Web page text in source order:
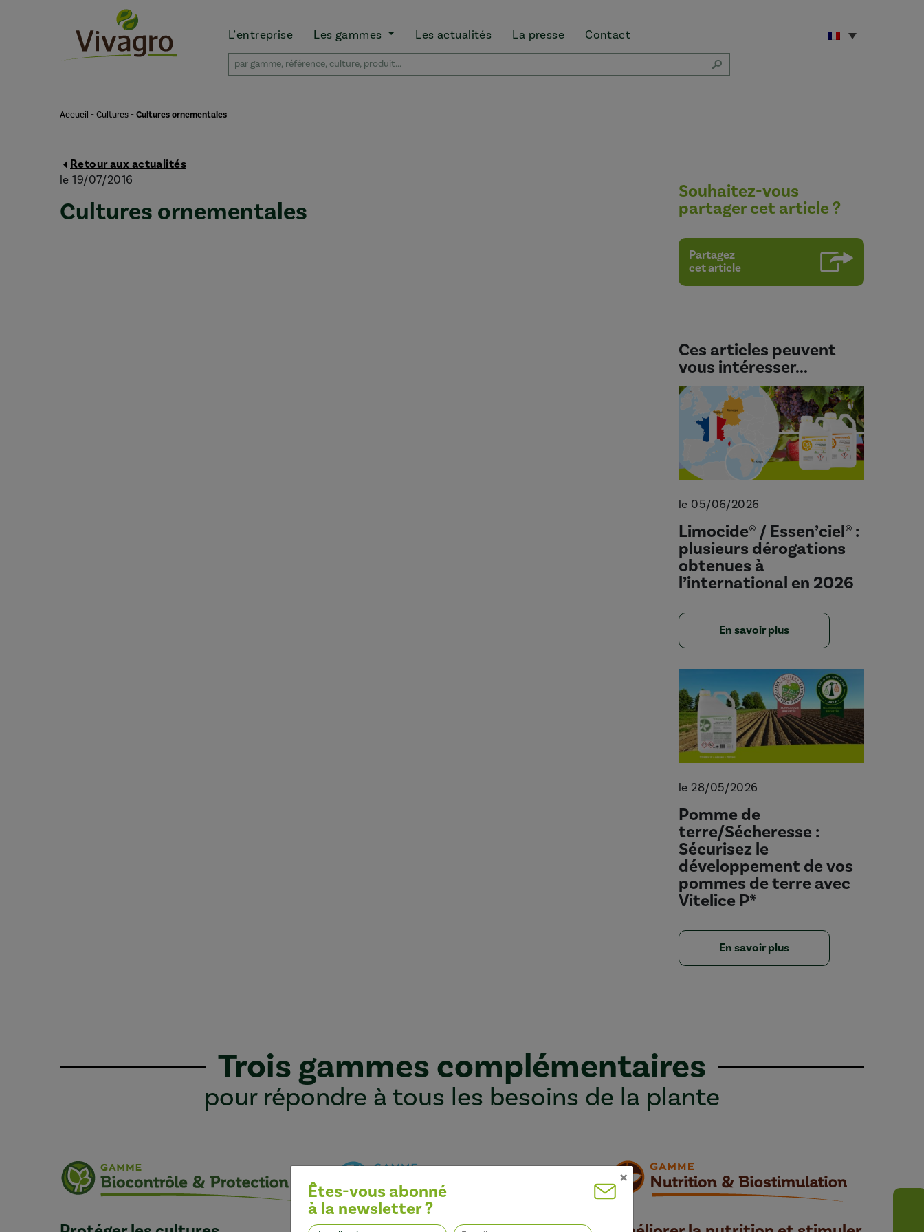
L’entreprise Les gammes Les actualités La presse Contact
Accueil -Cultures -Cultures ornementales
Retour aux actualités
le 19/07/2016
Cultures ornementales
Souhaitez-vous
partager cet article ?
Partagez
cet article
Ces articles peuvent
vous intéresser...
le 05/06/2026
Limocide® / Essen’ciel® :
plusieurs dérogations
obtenues à
l’international en 2026
En savoir plus
le 28/05/2026
Pomme de
terre/Sécheresse :
Sécurisez le
développement de vos
pommes de terre avec
Vitelice P*
En savoir plus
Trois gammes complémentaires
pour répondre à tous les besoins de la plante
×
Êtes-vous abonné
à la newsletter ?